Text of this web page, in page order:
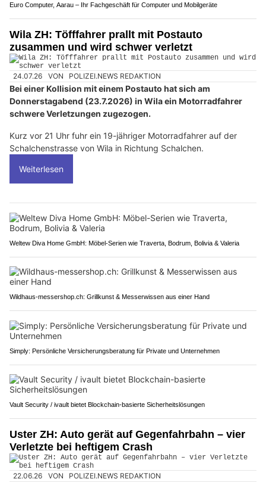
Euro Computer, Aarau – Ihr Fachgeschäft für Computer und Mobilgeräte
Wila ZH: Töfffahrer prallt mit Postauto
zusammen und wird schwer verletzt
24.07.26 VON POLIZEI.NEWS REDAKTION
Bei einer Kollision mit einem Postauto hat sich am
Donnerstagabend (23.7.2026) in Wila ein Motorradfahrer
schwere Verletzungen zugezogen.
Kurz vor 21 Uhr fuhr ein 19-jähriger Motorradfahrer auf der
Schalchenstrasse von Wila in Richtung Schalchen.
Weiterlesen
Weltew Diva Home GmbH: Möbel-Serien wie Traverta, Bodrum, Bolivia & Valeria
Wildhaus-messershop.ch: Grillkunst & Messerwissen aus einer Hand
Simply: Persönliche Versicherungsberatung für Private und Unternehmen
Vault Security / ivault bietet Blockchain-basierte Sicherheitslösungen
Uster ZH: Auto gerät auf Gegenfahrbahn – vier
Verletzte bei heftigem Crash
22.06.26 VON POLIZEI.NEWS REDAKTION